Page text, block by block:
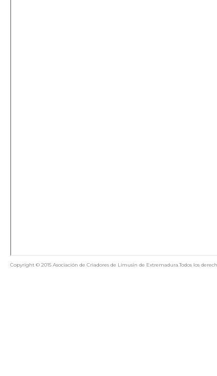
Copyright © 2015 Asociación de Criadores de Limusin de Extremadura.Todos los